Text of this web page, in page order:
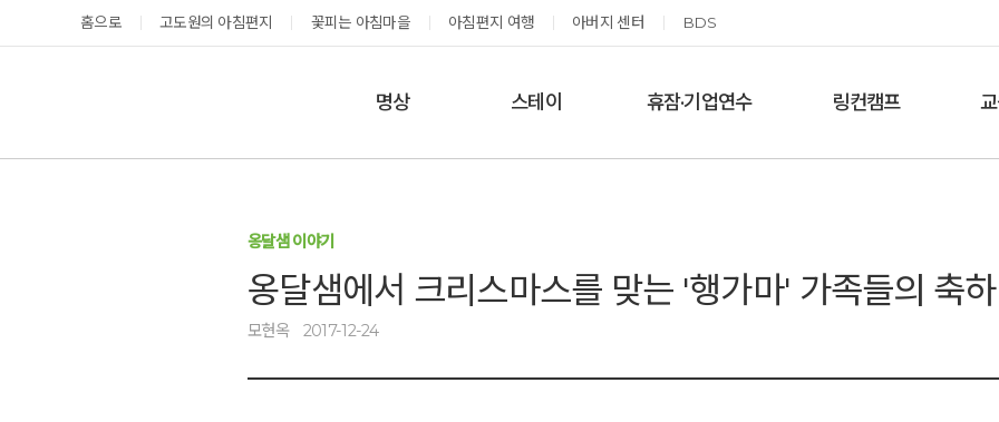
홈으로 고도원의 아침편지 꽃피는 아침마을 아침편지 여행 아버지 센터 BDS
명상
예약캘린더
스테이 휴잠·기업연수 링컨캠프
옹달샘 이야기
옹달샘에서 크리스마스를 맞는 '행가마' 가족들의 축
모현옥 2017-12-24